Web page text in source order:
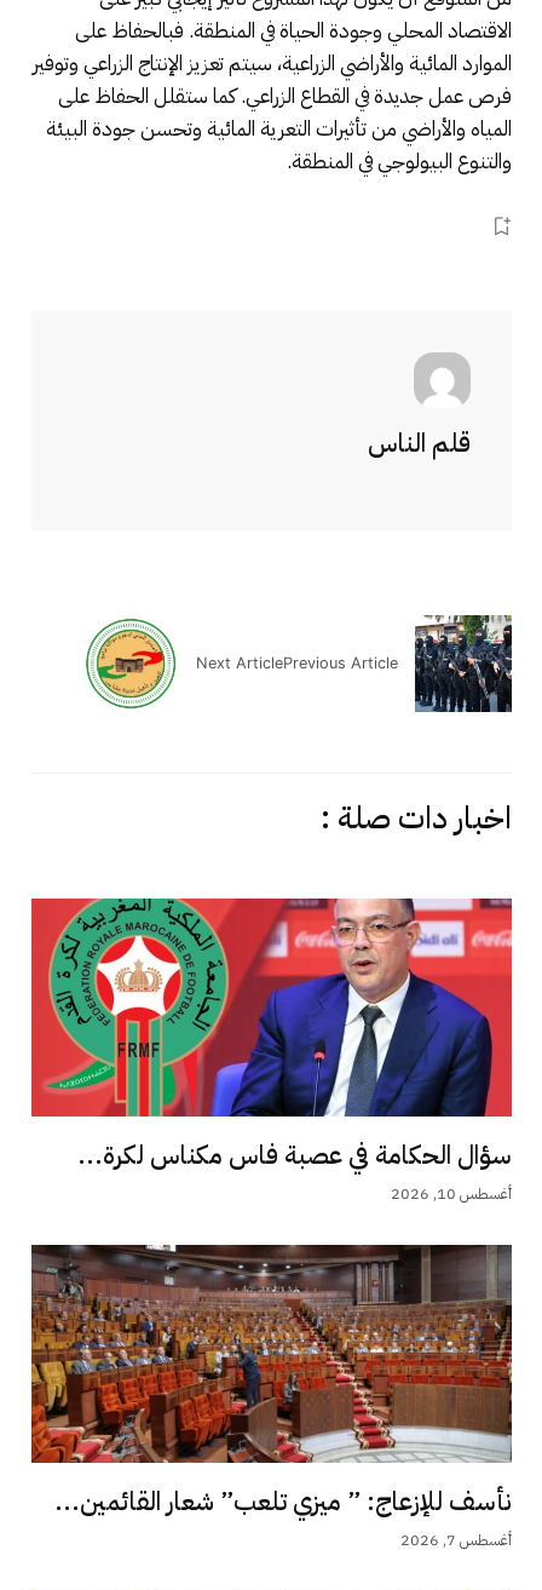
الاقتصاد المحلي وجودة الحياة في المنطقة. فبالحفاظ على
الموارد المائية والأراضي الزراعية، سيتم تعزيز الإنتاج الزراعي وتوفير
فرص عمل جديدة في القطاع الزراعي. كما ستقلل الحفاظ على
المياه والأراضي من تأثيرات التعرية المائية وتحسن جودة البيئة
والتنوع البيولوجي في المنطقة.
قلم الناس
Previous Article
Next Article
اخبار دات صلة :
سؤال الحكامة في عصبة فاس مكناس لكرة...
أغسطس 10, 2026
نأسف للإزعاج: ” ميزي تلعب” شعار القائمين...
أغسطس 7, 2026